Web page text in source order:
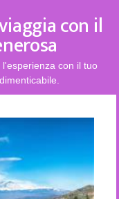
con il
con il tuo